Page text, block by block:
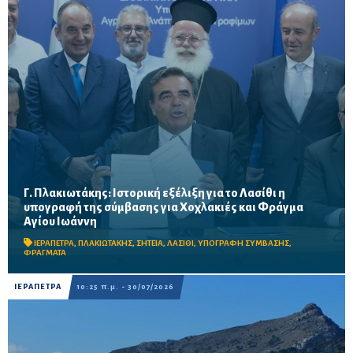
Γ. Πλακιωτάκης: Ιστορική εξέλιξη για το Λασίθι η
υπογραφή της σύμβασης για Χοχλακιές και Φράγμα
Αγίου Ιωάννη
ΙΕΡΑΠΕΤΡΑ, ΠΛΑΚΙΩΤΑΚΗΣ, ΣΗΤΕΙΑ, ΛΑΣΙΘΙ, ΥΠΟΓΡΑΦΗ ΣΥΜΒΑΣΗΣ,
ΦΡΑΓΜΑΤΑ
Έργο προϋπολογισμού 87,9 εκατ. ευρώ για την ενίσχυση της
αγροτικής παραγωγής, την αντιμετώπιση της λειψυδρίας και
την εξασφάλιση υδάτινων πόρων σε Σητεία και Ιε...
ΙΕΡΑΠΕΤΡΑ 10:25 π.μ. - 30/07/2026